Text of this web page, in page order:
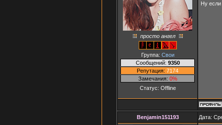
просто ангел
Группа: Свои
Сообщений: 9350
Репутация: 7174
Замечания: 0%
Статус: Offline
Ну
Benjamin151193 Дата: